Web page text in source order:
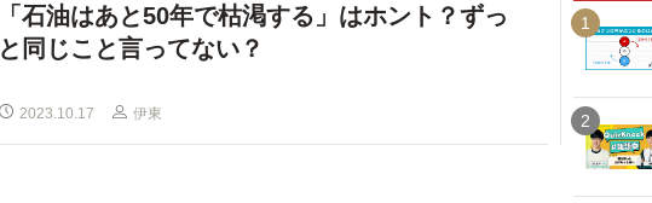
「石油はあと50年で枯渇する」はホント？ずっ
と同じこと言ってない？
2023.10.17 伊東
1
2